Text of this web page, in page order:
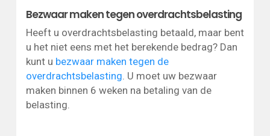
Bezwaar maken tegen overdrachtsbelasting
Heeft u overdrachtsbelasting betaald, maar bent
u het niet eens met het berekende bedrag? Dan
kunt u bezwaar maken tegen de
overdrachtsbelasting . U moet uw bezwaar
maken binnen 6 weken na betaling van de
belasting.